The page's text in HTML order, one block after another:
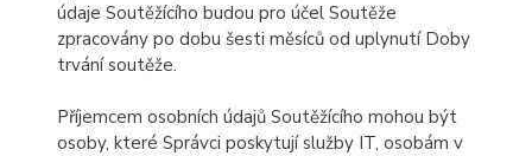
údaje Soutěžícího budou pro účel Soutěže
zpracovány po dobu šesti měsíců od uplynutí Doby
trvání soutěže.
Příjemcem osobních údajů Soutěžícího mohou být
osoby, které Správci poskytují služby IT, osobám v